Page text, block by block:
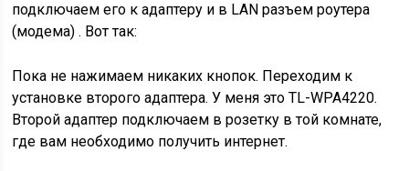
подключаем его к адаптеру и в LAN разъем роутера
(модема) . Вот так:
Пока не нажимаем никаких кнопок. Переходим к
установке второго адаптера. У меня это TL-WPA4220.
Второй адаптер подключаем в розетку в той комнате,
где вам необходимо получить интернет.